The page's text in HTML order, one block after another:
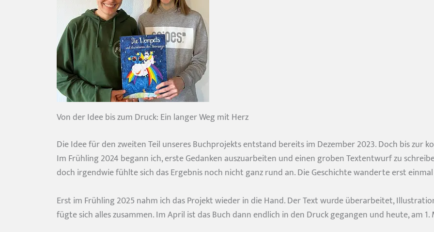
Von der Idee bis zum Druck: Ein langer Weg mit Herz
Die Idee für den zweiten Teil unseres Buchprojekts entstand bereits im Dezember 2023. Doch bis zur
Im Frühling 2024 begann ich, erste Gedanken auszuarbeiten und einen groben Textentwurf zu
doch irgendwie fühlte sich das Ergebnis noch nicht ganz rund an. Die Geschichte wanderte erst
Erst im Frühling 2025 nahm ich das Projekt wieder in die Hand. Der Text wurde überarbeitet,
fügte sich alles zusammen. Im April ist das Buch dann endlich in den Druck gegangen und heute, am